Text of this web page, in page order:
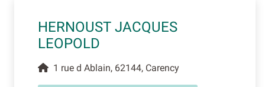
HERNOUST JACQUES
LEOPOLD
1 rue d Ablain, 62144, Carency